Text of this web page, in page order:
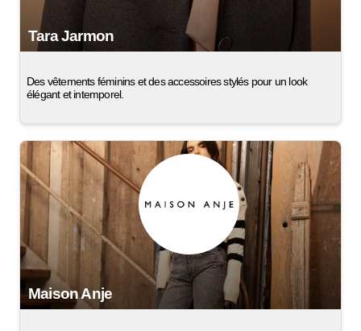
Tara Jarmon
Des vêtements féminins et des accessoires stylés pour un look
élégant et intemporel.
Maison Anje